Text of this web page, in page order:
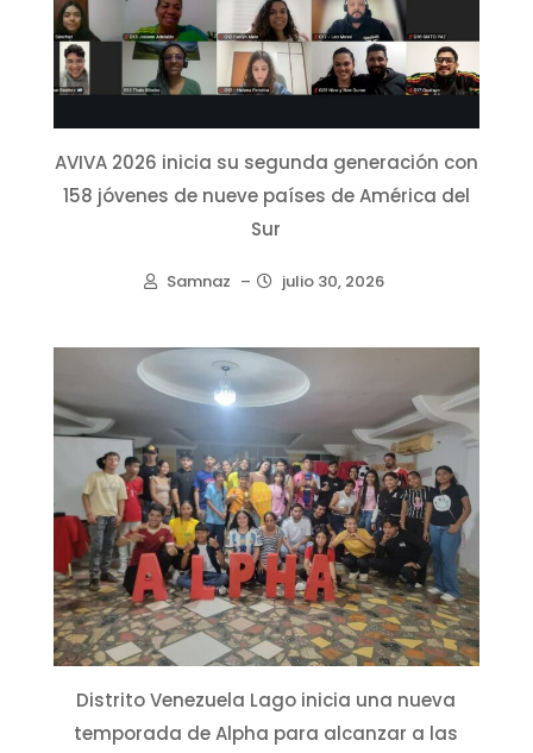
AVIVA 2026 inicia su segunda generación con
158 jóvenes de nueve países de América del
Sur
Samnaz – julio 30, 2026
Distrito Venezuela Lago inicia una nueva
temporada de Alpha para alcanzar a las